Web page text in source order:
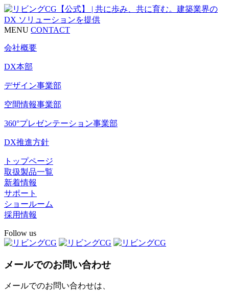
MENU CONTACT
会社概要
DX本部
デザイン事業部
空間情報事業部
360°プレゼンテーション事業部
DX推進方針
トップページ
取扱製品一覧
新着情報
サポート
ショールーム
採用情報
Follow us
メールでのお問い合わせ
メールでのお問い合わせは、